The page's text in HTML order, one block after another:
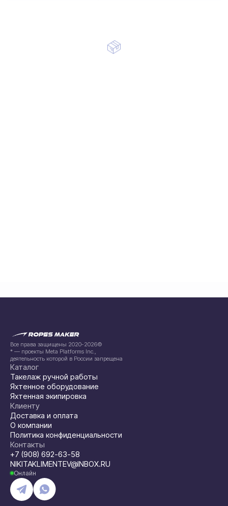
Все права защищены 2020-2026©
* — проекты Meta Platforms Inc.,
деятельность которой в России запрещена
Каталог
Такелаж ручной работы
Яхтенное оборудование
Яхтенная экипировка
Клиенту
Доставка и оплата
О компании
Политика конфиденциальности
Контакты
+7 (908) 692-63-58
NIKITAKLIMENTEV@INBOX.RU
Онлайн